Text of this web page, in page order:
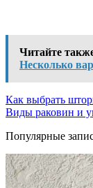
Читайте
Несколько
Как выбрать
Виды раковин и
Популярные